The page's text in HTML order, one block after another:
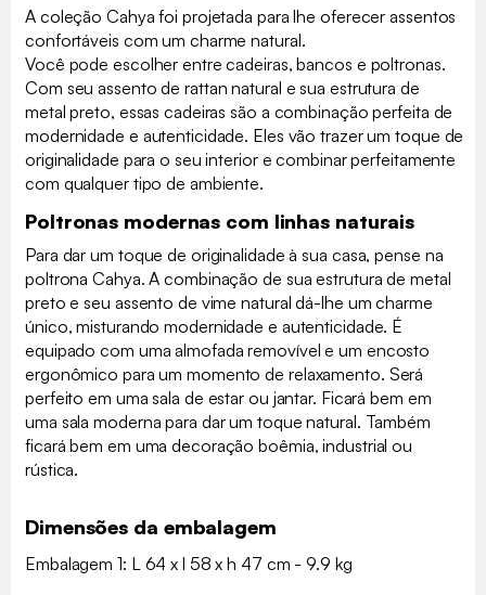
A coleção Cahya foi projetada para lhe oferecer assentos
confortáveis com um charme natural.
Você pode escolher entre cadeiras, bancos e poltronas.
Com seu assento de rattan natural e sua estrutura de
metal preto, essas cadeiras são a combinação perfeita de
modernidade e autenticidade. Eles vão trazer um toque de
originalidade para o seu interior e combinar perfeitamente
com qualquer tipo de ambiente.
Poltronas modernas com linhas naturais
Para dar um toque de originalidade à sua casa, pense na
poltrona Cahya. A combinação de sua estrutura de metal
preto e seu assento de vime natural dá-lhe um charme
único, misturando modernidade e autenticidade. É
equipado com uma almofada removível e um encosto
ergonômico para um momento de relaxamento. Será
perfeito em uma sala de estar ou jantar. Ficará bem em
uma sala moderna para dar um toque natural. Também
ficará bem em uma decoração boêmia, industrial ou
rústica.
Dimensões da embalagem
Embalagem 1: L 64 x l 58 x h 47 cm - 9.9 kg